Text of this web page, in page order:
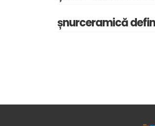
șnurceramică